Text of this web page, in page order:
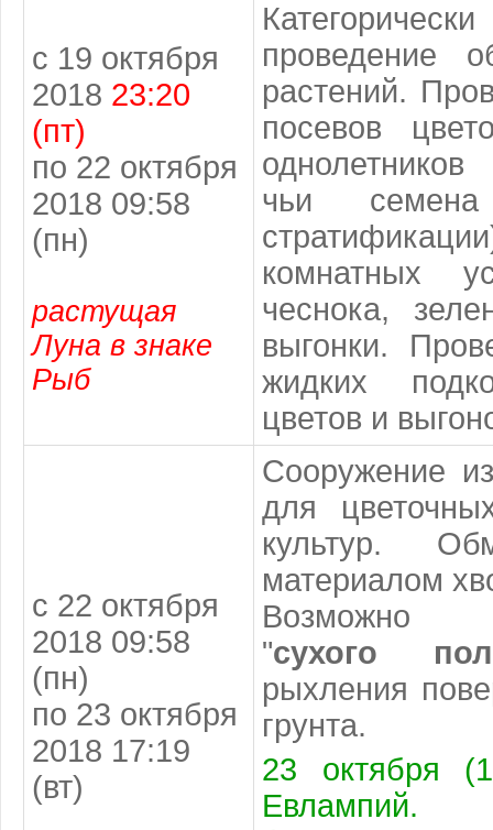
с 19 октября
2018 23:20
(пт)
по 22 октября
2018 09:58
(пн)
растущая
Луна в знаке
Рыб
проведение
растений.
посевов
чьи
комнатных
чеснока,
выгонки.
жидких
цветов и
с 22 октября
2018 09:58
(пн)
по 23 октября
2018 17:19
(вт)
Сооружение
для
культур.
материалом
"сухого
рыхления
грунта.
23 октября
Евлампий.